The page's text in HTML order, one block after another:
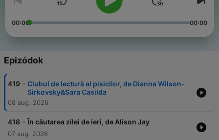
00:00 00:00
Epizódok
419 - Clubul de lectură al pisicilor, de Dianna Wilson-
Sirkovsky&Sara Casilda
08 aug. 2026
418 - În căutarea zilei de ieri, de Alison Jay
07 aug. 2026